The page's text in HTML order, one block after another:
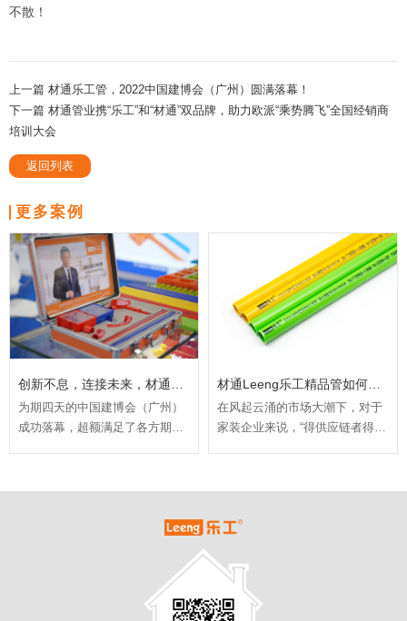
不散！
上一篇 材通乐工管，2022中国建博会（广州）圆满落幕！
下一篇 材通管业携“乐工”和“材通”双品牌，助力欧派“乘势腾飞”全国经销商
培训大会
返回列表
更多案例
为期四天的中国建博会（广州）
成功落幕，超额满足了各方期
量。材通旗下乐工品牌凭借其创
在风起云涌的市场大潮下，对于
家装企业来说，“得供应链者得天
能力，不断地在激烈的竞争中构
下的高增长，连续创下多个行业
新纪录。